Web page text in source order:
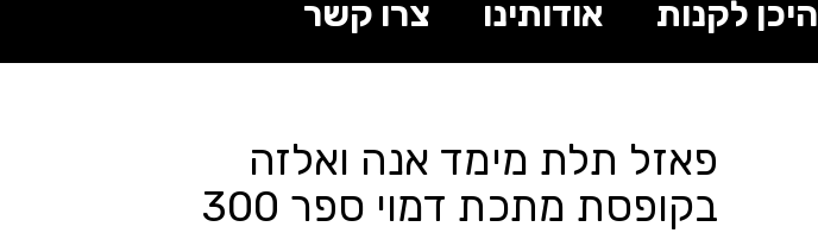
היכן לקנות אודותינו צרו קשר
פאזל תלת מימד אנה ואלזה
בקופסת מתכת דמוי ספר 300